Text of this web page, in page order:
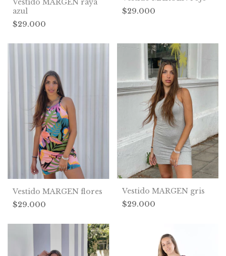
Vestido MARGEN raya
azul
$29.000
$29.000
Vestido MARGEN flores
$29.000
Vestido MARGEN gris
$29.000